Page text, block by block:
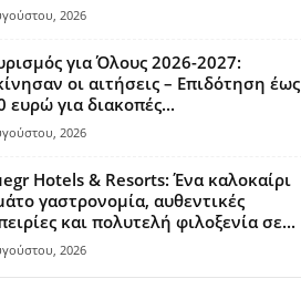
2026
για Όλους 2026-2027:
οι αιτήσεις – Επιδότηση έως
ευρώ για διακοπές...
2026
Hotels & Resorts: Ένα καλοκαίρι
γαστρονομία, αυθεντικές
και πολυτελή φιλοξενία σε...
2026